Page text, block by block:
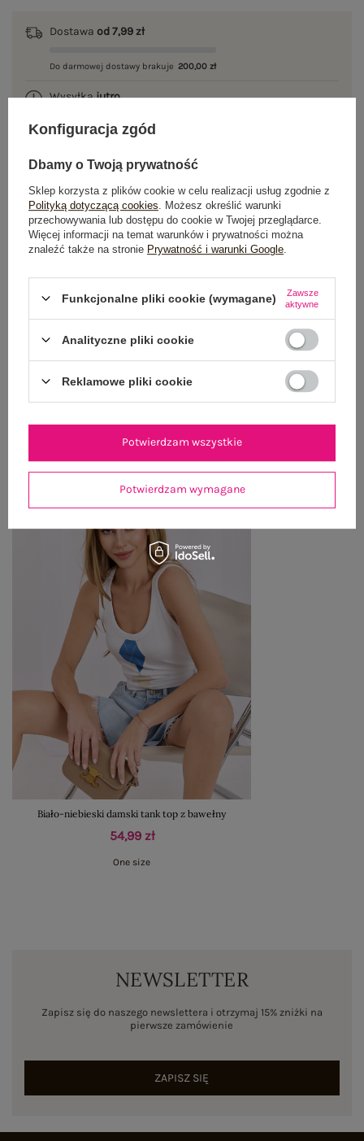
Dostawa od 7,99 zł
Do darmowej dostawy brakuje 200,00 zł
Wysyłkajutro
100 dni na zwrot
OPIS PRODUKTU
GŁÓWNE PARAMETRY
OPINIE O PRODUKCIE (0)
WYSYŁKA I DOSTAWA
OSTATNIO OGLĄDANE
Biało-niebieski damski tank top z bawełny
54,99 zł
One size
NEWSLETTER
Zapisz się do naszego newslettera i otrzymaj 15% zniżki na
pierwsze zamówienie
ZAPISZ SIĘ
Konfiguracja zgód
Dbamy o Twoją prywatność
Sklep korzysta z plików cookie w celu realizacji usług zgodnie z
Polityką dotyczącą cookies . Możesz określić warunki
przechowywania lub dostępu do cookie w Twojej przeglądarce.
Więcej informacji na temat warunków i prywatności można
znaleźć także na stronie Prywatność i warunki Google
Funkcjonalne pliki cookie (wymagane)
Zawsze
aktywne
Analityczne pliki cookie
Reklamowe pliki cookie
Potwierdzam wymagane
Potwierdzam wszystkie